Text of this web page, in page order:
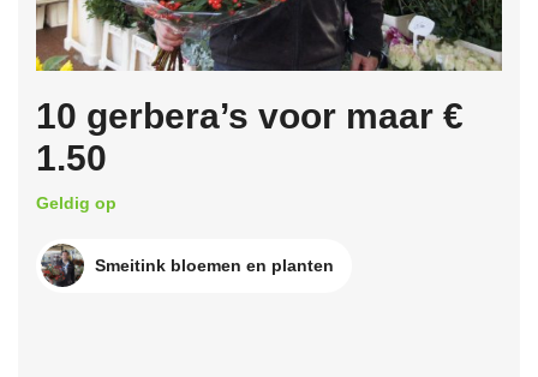
10 gerbera’s voor maar €
1.50
Geldig op
Smeitink bloemen en planten